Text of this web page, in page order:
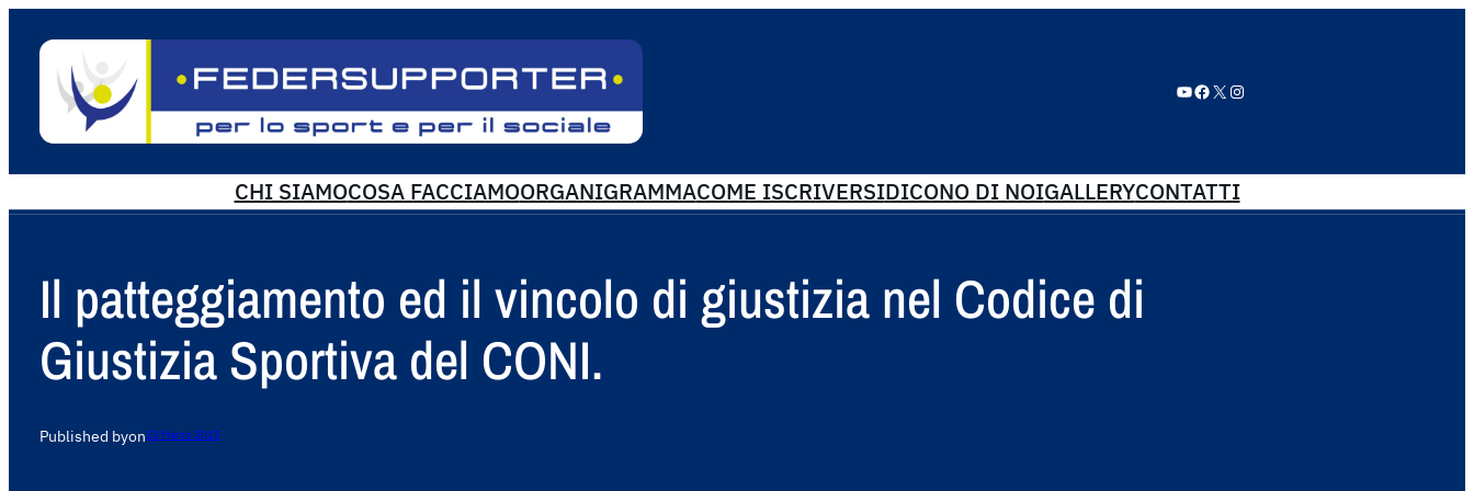
YouTube Facebook X Instagram
CHI SIAMOCOSA FACCIAMOORGANIGRAMMACOME ISCRIVERSIDICONO DI NOIGALLERYCONTATTI
Il patteggiamento ed il vincolo di giustizia nel Codice di
Giustizia Sportiva del CONI.
Published byon23 Marzo 2015